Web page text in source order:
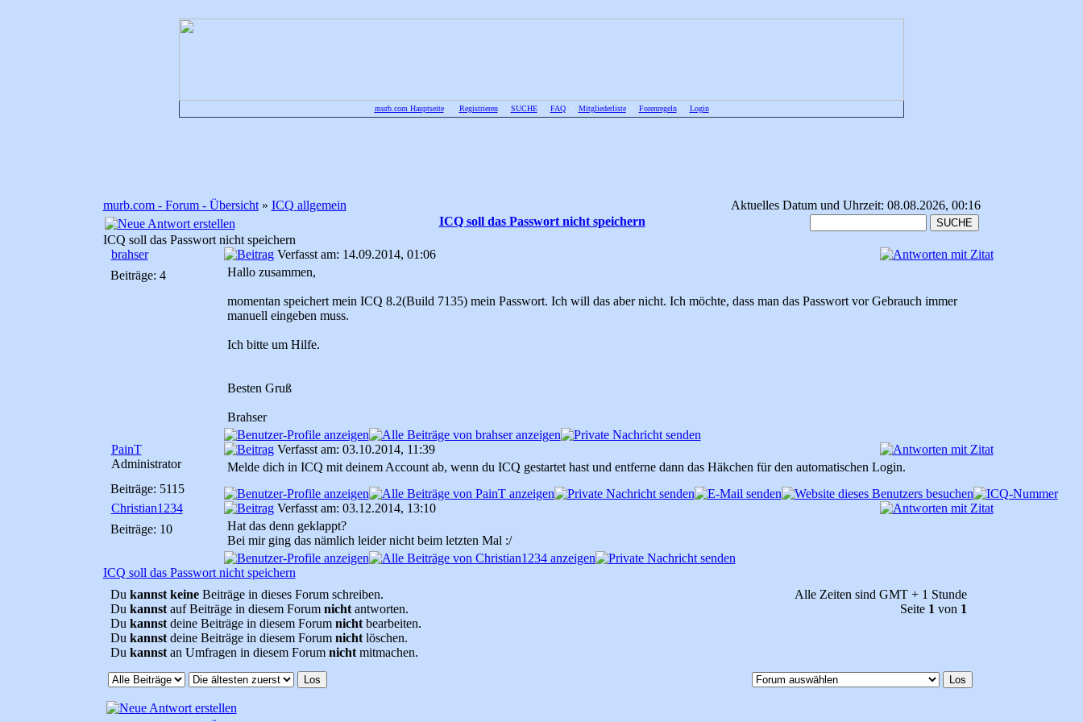
murb.com Hauptseite• Registrieren• SUCHE• FAQ• Mitgliederliste• Forenregeln• Login
murb.com - Forum - Übersicht» ICQ allgemein
Aktuelles Datum und Uhrzeit: 08.08.2026, 00:16
ICQ soll das Passwort nicht speichern
ICQ soll das Passwort nicht speichern
brahser
Beiträge: 4
Verfasst am: 14.09.2014, 01:06
Hallo zusammen,
momentan speichert mein ICQ 8.2(Build 7135) mein Passwort. Ich will das aber nicht. Ich möchte, dass man das Passwort vor Gebrauch immer
manuell eingeben muss.
Ich bitte um Hilfe.
Besten Gruß
Brahser
PainT
Administrator
Beiträge: 5115
Verfasst am: 03.10.2014, 11:39
Melde dich in ICQ mit deinem Account ab, wenn du ICQ gestartet hast und entferne dann das Häkchen für den automatischen Login.
Christian1234
Beiträge: 10
Verfasst am: 03.12.2014, 13:10
Hat das denn geklappt?
Bei mir ging das nämlich leider nicht beim letzten Mal :/
ICQ soll das Passwort nicht speichern
Du kannst keineBeiträge in dieses Forum schreiben.
Du kannstauf Beiträge in diesem Forum nichtantworten.
Du kannstdeine Beiträge in diesem Forum nichtbearbeiten.
Du kannstdeine Beiträge in diesem Forum nichtlöschen.
Du kannstan Umfragen in diesem Forum nichtmitmachen.
Alle Zeiten sind GMT + 1 Stunde
Seite 1 von 1